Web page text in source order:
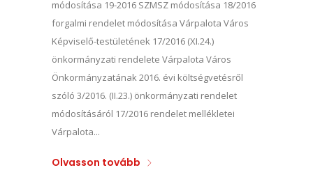
módosítása 19-2016 SZMSZ módosítása 18/2016
forgalmi rendelet módosítása Várpalota Város
Képviselő-testületének 17/2016 (XI.24.)
önkormányzati rendelete Várpalota Város
Önkormányzatának 2016. évi költségvetésről
szóló 3/2016. (II.23.) önkormányzati rendelet
módosításáról 17/2016 rendelet mellékletei
Várpalota...
Olvasson tovább